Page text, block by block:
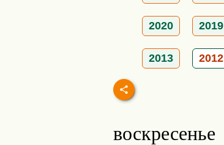
2020 2019
2013 2012
воскресенье